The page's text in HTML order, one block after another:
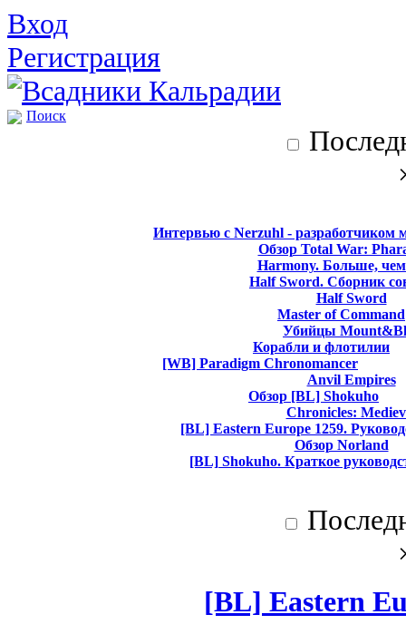
Вход
Регистрация
Поиск
Интервью с Nerzuhl - разработчиком
Обзор Total War:
Harmony. Больше,
Half Sword. Сборник
Half Sword
Master of Command
Убийцы
Корабли и флотилии
[WB] Paradigm Chronomancer
Anvil Empires
Обзор [BL] Shokuho
Chronicles:
[BL] Eastern Europe 1259.
Обзор Norland
[BL] Shokuho. Краткое
[BL] Eastern